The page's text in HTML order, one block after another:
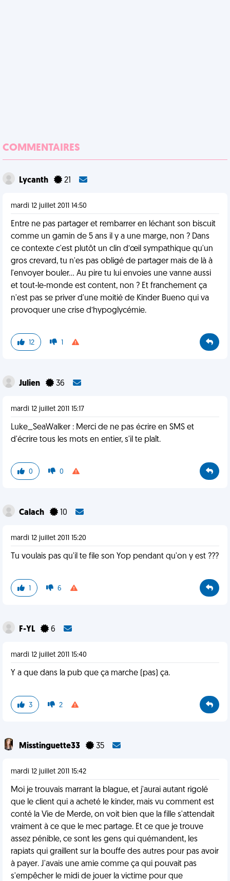
COMMENTAIRES
Lycanth 21
mardi 12 juillet 2011 14:50
Entre ne pas partager et rembarrer en léchant son biscuit
comme un gamin de 5 ans il y a une marge, non ? Dans
ce contexte c'est plutôt un clin d’œil sympathique qu'un
gros crevard, tu n'es pas obligé de partager mais de là à
l'envoyer bouler... Au pire tu lui envoies une vanne aussi
et tout-le-monde est content, non ? Et franchement ça
n'est pas se priver d'une moitié de Kinder Bueno qui va
provoquer une crise d’hypoglycémie.
12 1
Julien 36
mardi 12 juillet 2011 15:17
Luke_SeaWalker : Merci de ne pas écrire en SMS et
d'écrire tous les mots en entier, s'il te plaît.
0 0
Calach 10
mardi 12 juillet 2011 15:20
Tu voulais pas qu'il te file son Yop pendant qu'on y est ???
1 6
F-YL 6
mardi 12 juillet 2011 15:40
Y a que dans la pub que ça marche (pas) ça.
3 2
Misstinguette33 35
mardi 12 juillet 2011 15:42
Moi je trouvais marrant la blague, et j'aurai autant rigolé
que le client qui a acheté le kinder, mais vu comment est
conté la Vie de Merde, on voit bien que la fille s'attendait
vraiment à ce que le mec partage. Et ce que je trouve
assez pénible, ce sont les gens qui quémandent, les
rapiats qui graillent sur la bouffe des autres pour pas avoir
à payer. J'avais une amie comme ça qui pouvait pas
s'empêcher le midi de jouer la victime pour que